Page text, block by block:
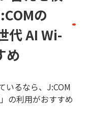
の
代 AI Wi-
め
いるなら、J:COM
の利用がおすすめ